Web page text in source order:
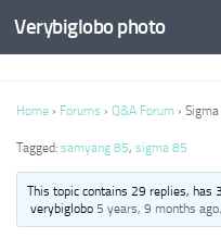
Verybiglobo photo
Home › Forums › Q&A Forum › Sigma
Tagged: samyang 85, sigma 85
This topic contains 29 replies, has
verybiglobo 5 years, 9 months ago.